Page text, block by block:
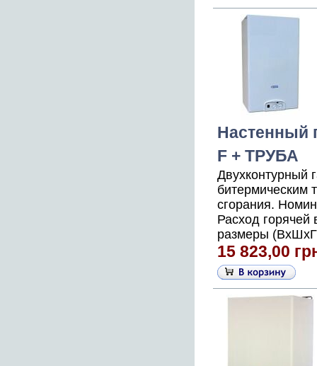
Настенный
F + ТРУБА
Двухконтурный
битермическим
сгорания.
Расход
размеры
15 823,00